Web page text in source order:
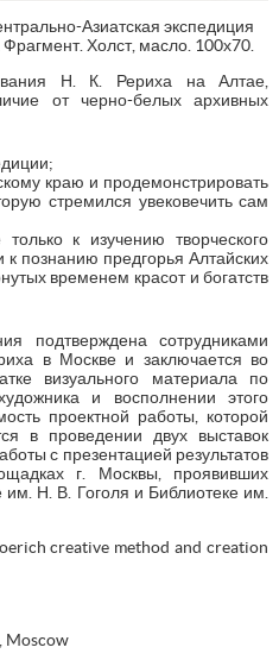
Азиатская экспедиция
Холст, масло. 100х70.
Н. К. Рериха на Алтае,
от черно-белых архивных
краю и продемонстрировать
стремился увековечить сам
к изучению творческого
познанию предгорья Алтайских
временем красот и богатств
подтверждена сотрудниками
в Москве и заключается во
визуального материала по
и восполнении этого
проектной работы, которой
в проведении двух выставок
с презентацией результатов
г. Москвы, проявивших
им. Н. В. Гоголя и Библиотеке им.
creative method and creation
Moscow